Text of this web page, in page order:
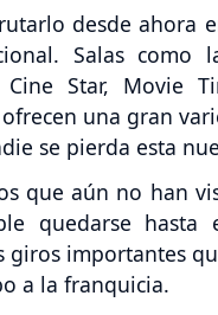
desde ahora
Salas como
Cine Star, Movie
una gran
se pierda esta
que aún no han
quedarse
giros importantes
a la franquicia.